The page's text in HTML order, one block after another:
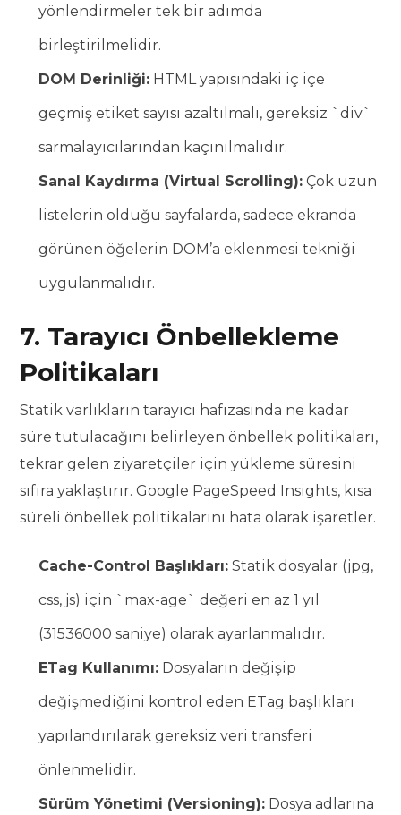
yönlendirmeler tek bir adımda
birleştirilmelidir.
DOM Derinliği: HTML yapısındaki iç içe
geçmiş etiket sayısı azaltılmalı, gereksiz `div`
sarmalayıcılarından kaçınılmalıdır.
Sanal Kaydırma (Virtual Scrolling): Çok uzun
listelerin olduğu sayfalarda, sadece ekranda
görünen öğelerin DOM’a eklenmesi tekniği
uygulanmalıdır.
7. Tarayıcı Önbellekleme
Politikaları
Statik varlıkların tarayıcı hafızasında ne kadar
süre tutulacağını belirleyen önbellek politikaları,
tekrar gelen ziyaretçiler için yükleme süresini
sıfıra yaklaştırır. Google PageSpeed Insights, kısa
süreli önbellek politikalarını hata olarak işaretler.
Cache-Control Başlıkları: Statik dosyalar (jpg,
css, js) için `max-age` değeri en az 1 yıl
(31536000 saniye) olarak ayarlanmalıdır.
ETag Kullanımı: Dosyaların değişip
değişmediğini kontrol eden ETag başlıkları
yapılandırılarak gereksiz veri transferi
önlenmelidir.
Sürüm Yönetimi (Versioning): Dosya adlarına